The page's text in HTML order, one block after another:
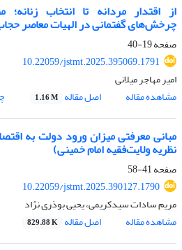
از اقتدار مردانه تا انتخاب زنانه؛
چرخش‌های گفتمانی در الهیات معاصر
صفحه19-40
10.22059/jstmt.2025.395069.1791
امیر مهاجر میلانی
مشاهده مقاله
اصل مقاله 1.16 M
نظریه ولایت‌فقیه امام خمینی)
صفحه41-58
10.22059/jstmt.2025.390127.1790
مریم سادات سیدکریمی، یحیی بوذری نژاد
مشاهده مقاله
اصل مقاله 829.88 K